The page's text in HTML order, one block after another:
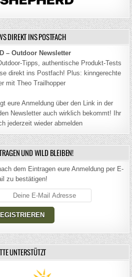
DIREKT INS POSTFACH
– Outdoor Newsletter
Tipps, authentische Produkt-Tests
direkt ins Postfach! Plus: kinngerechte
mit Theo Trailhopper
eure Anmeldung über den Link in der
Newsletter auch wirklich bekommt! Ihr
jederzeit wieder abmelden
UND WILD BLEIBEN!
dem Eintragen eure Anmeldung per E-
zu bestätigen!
UNTERSTÜTZT